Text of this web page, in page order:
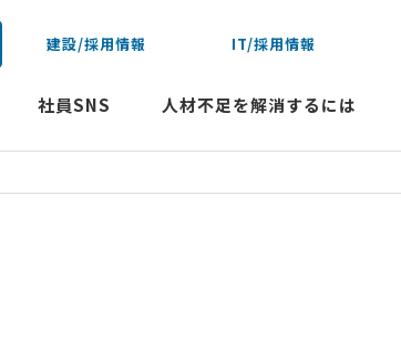
建設/採用情報 IT/採用情報
社員SNS 人材不足を解消するには